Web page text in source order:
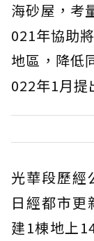
海砂屋，考
021年協助
地區，降低
022年1月提
光華段歷經
日經都市更
建1棟地上